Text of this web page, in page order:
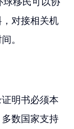
对接相关机
。
明书必须本
数国家支持